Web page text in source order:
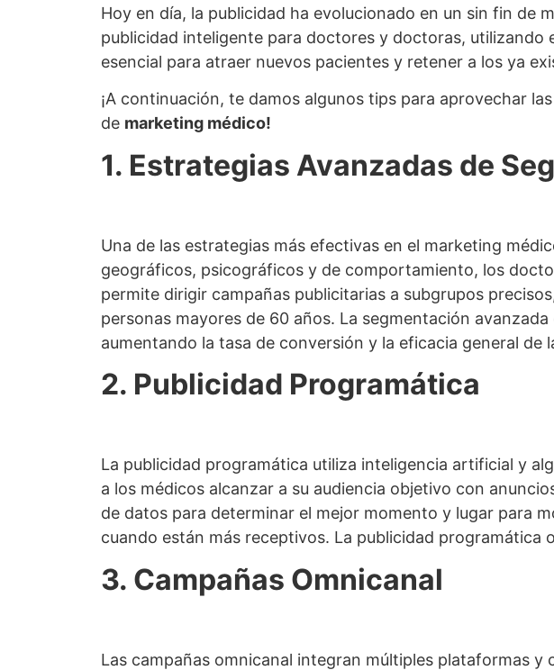
Hoy en día, la publicidad ha evolucionado en un sin fin de
publicidad inteligente para doctores y doctoras, utilizando
esencial para atraer nuevos pacientes y retener a los ya
¡A continuación, te damos algunos tips para aprovechar
de marketing médico!
1. Estrategias Avanzadas de
Una de las estrategias más efectivas en el marketing
geográficos, psicográficos y de comportamiento, los
permite dirigir campañas publicitarias a subgrupos
personas mayores de 60 años. La segmentación
aumentando la tasa de conversión y la eficacia general de
2. Publicidad Programática
La publicidad programática utiliza inteligencia artificial y
a los médicos alcanzar a su audiencia objetivo con
de datos para determinar el mejor momento y lugar para
cuando están más receptivos. La publicidad programática
3. Campañas Omnicanal
Las campañas omnicanal integran múltiples plataformas